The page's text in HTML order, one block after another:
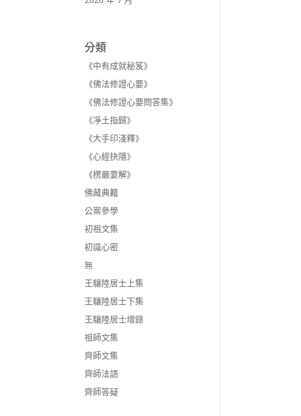
分類
《中有成就秘笈》
《佛法修證心要》
《佛法修證心要問答集》
《凈土指歸》
《大手印淺釋》
《心經抉隱》
《楞嚴要解》
佛藏典籍
公案參學
初祖文集
初識心密
無
王驤陸居士上集
王驤陸居士下集
王驤陸居士增錄
祖師文集
齊師文集
齊師法語
齊師答疑